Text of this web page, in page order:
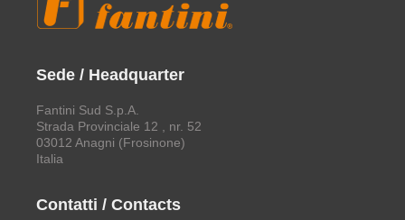
Sede / Headquarter
Fantini Sud S.p.A.
Strada Provinciale 12 , nr. 52
03012 Anagni (Frosinone)
Italia
Contatti / Contacts